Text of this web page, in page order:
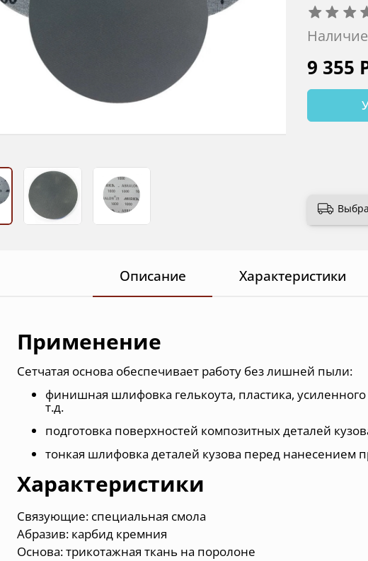
9 355
Описание Характеристики
Применение
Сетчатая основа обеспечивает работу без лишней пыли:
финишная шлифовка гелькоута, пластика, усиленного
т.д.
подготовка поверхностей композитных деталей
тонкая шлифовка деталей кузова перед нанесением
Характеристики
Связующие: специальная смола
Абразив: карбид кремния
Основа: трикотажная ткань на поролоне